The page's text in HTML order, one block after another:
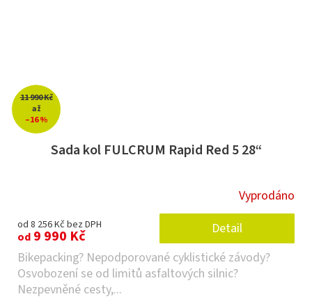
11 990 Kč
až
–16 %
Sada kol FULCRUM Rapid Red 5 28“
Vyprodáno
od 8 256 Kč bez DPH
od 9 990 Kč
Detail
Bikepacking? Nepodporované cyklistické závody?
Osvobození se od limitů asfaltových silnic?
Nezpevněné cesty,...